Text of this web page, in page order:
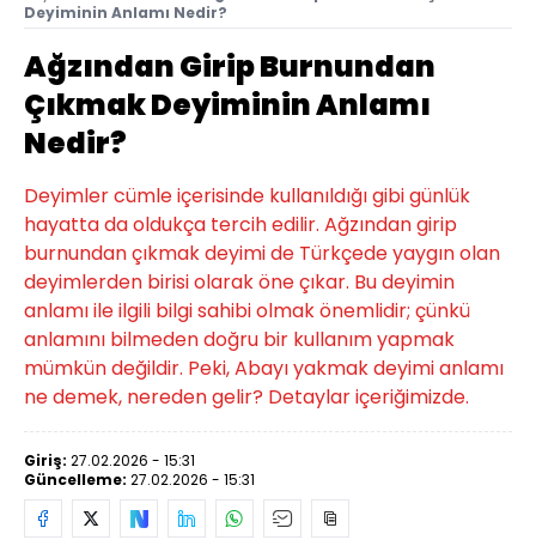
Deyiminin Anlamı Nedir?
Ağzından Girip Burnundan
Çıkmak Deyiminin Anlamı
Nedir?
Deyimler cümle içerisinde kullanıldığı gibi günlük
hayatta da oldukça tercih edilir. Ağzından girip
burnundan çıkmak deyimi de Türkçede yaygın olan
deyimlerden birisi olarak öne çıkar. Bu deyimin
anlamı ile ilgili bilgi sahibi olmak önemlidir; çünkü
anlamını bilmeden doğru bir kullanım yapmak
mümkün değildir. Peki, Abayı yakmak deyimi anlamı
ne demek, nereden gelir? Detaylar içeriğimizde.
Giriş: 27.02.2026 - 15:31
Güncelleme: 27.02.2026 - 15:31